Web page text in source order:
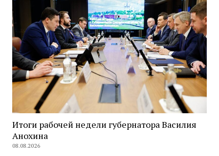
Итоги рабочей недели губернатора Василия
Анохина
08.08.2026